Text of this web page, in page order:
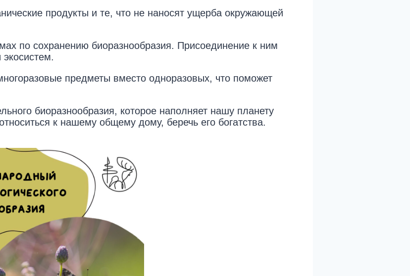
продукты и те, что не наносят ущерба окружающей
по сохранению биоразнообразия. Присоединение к ним
предметы вместо одноразовых, что поможет
биоразнообразия, которое наполняет нашу планету
к нашему общему дому, беречь его богатства.